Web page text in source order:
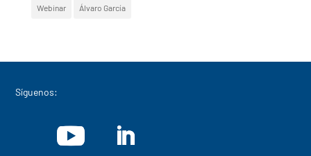
Webinar Álvaro García
Síguenos: